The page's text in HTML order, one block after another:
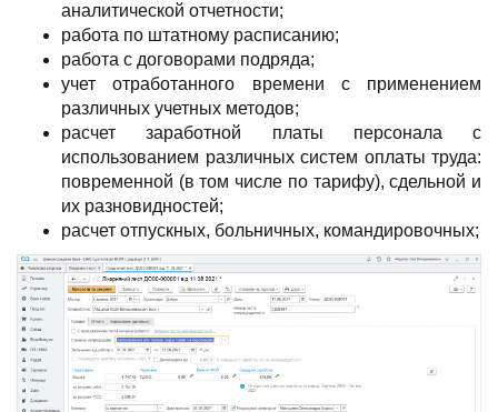
аналитической отчетности;
работа по штатному расписанию;
работа с договорами подряда;
учет отработанного времени с применением
различных учетных методов;
расчет заработной платы персонала с
использованием различных систем оплаты труда:
повременной (в том числе по тарифу), сдельной и
их разновидностей;
расчет отпускных, больничных, командировочных;